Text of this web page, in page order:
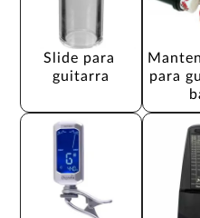
Slide para
guitarra
para